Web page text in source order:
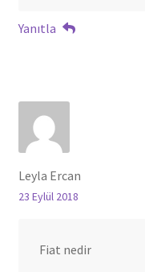
Yanıtla
Leyla Ercan
23 Eylül 2018
Fiat nedir